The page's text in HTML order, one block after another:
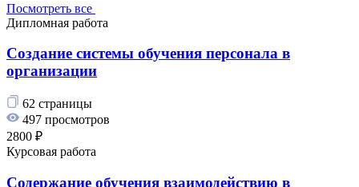
Посмотреть все
Дипломная работа
Создание системы обучения персонала в
организации
62 страницы
497 просмотров
2800 ₽
Курсовая работа
Содержание обучения взаимодействию в